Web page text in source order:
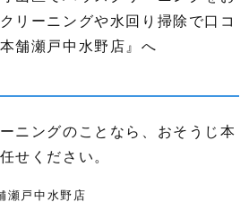
リーニングや水回り掃除で口コ
舗瀬戸中水野店』へ
ニングのことなら、おそうじ本
せください。
瀬戸中水野店